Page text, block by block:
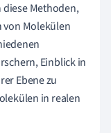
Methoden,
von Molekülen
Einblick in
Ebene zu
in realen